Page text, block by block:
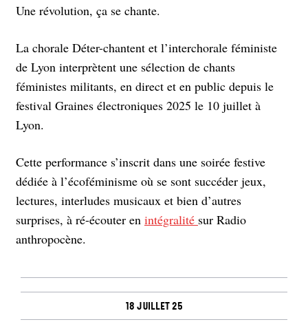
Une révolution, ça se chante.
La chorale Déter-chantent et l’interchorale féministe
de Lyon interprètent une sélection de chants
féministes militants, en direct et en public depuis le
festival Graines électroniques 2025 le 10 juillet à
Lyon.
Cette performance s’inscrit dans une soirée festive
dédiée à l’écoféminisme où se sont succéder jeux,
lectures, interludes musicaux et bien d’autres
surprises, à ré-écouter en intégralité sur Radio
anthropocène.
18 juillet 25